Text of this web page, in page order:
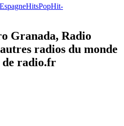
EspagneHitsPopHit-
Granada, Radio
radios du monde
de radio.fr